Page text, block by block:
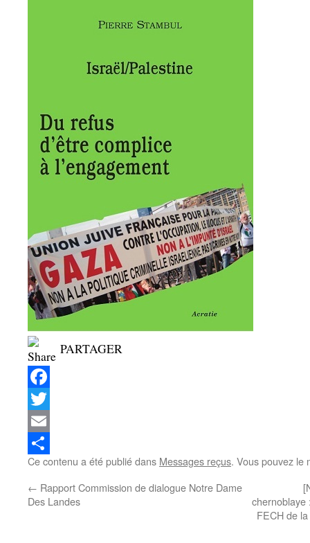
PARTAGER
Facebook
Twitter
Email
Partager
Ce contenu a été publié dans Messages reçus. Vous pouvez le
← Rapport Commission de dialogue Notre Dame
Des Landes
chernoblaye
FECH de